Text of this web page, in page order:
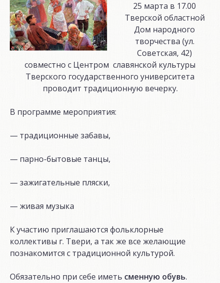
25 марта в 17.00
Тверской областной
Дом народного
творчества (ул.
Советская, 42)
совместно с Центром славянской культуры
Тверского государственного университета
проводит традиционную вечерку.
В программе мероприятия:
— традиционные забавы,
— парно-бытовые танцы,
— зажигательные пляски,
— живая музыка
К участию приглашаются фольклорные
коллективы г. Твери, а так же все желающие
познакомится с традиционной культурой.
Обязательно при себе иметь сменную обувь.